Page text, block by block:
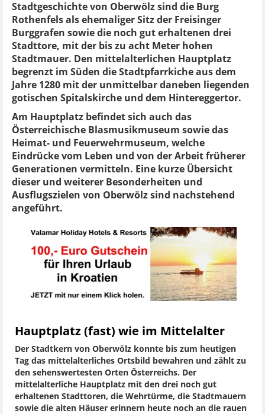
Stadtgeschichte von Oberwölz sind die Burg
Rothenfels als ehemaliger Sitz der Freisinger
Burggrafen sowie die noch gut erhaltenen drei
Stadttore, mit der bis zu acht Meter hohen
Stadtmauer. Den mittelalterlichen Hauptplatz
begrenzt im Süden die Stadtpfarrkiche aus dem
Jahre 1280 mit der unmittelbar daneben liegenden
gotischen Spitalskirche und dem Hintereggertor.
Am Hauptplatz befindet sich auch das
Österreichische Blasmusikmuseum sowie das
Heimat- und Feuerwehrmuseum, welche
Eindrücke vom Leben und von der Arbeit früherer
Generationen vermitteln. Eine kurze Übersicht
dieser und weiterer Besonderheiten und
Ausflugszielen von Oberwölz sind nachstehend
angeführt.
Hauptplatz (fast) wie im Mittelalter
Der Stadtkern von Oberwölz konnte bis zum heutigen
Tag das mittelalterliches Ortsbild bewahren und zählt zu
den sehenswertesten Orten Österreichs. Der
mittelalterliche Hauptplatz mit den drei noch gut
erhaltenen Stadttoren, die Wehrtürme, die Stadtmauern
sowie die alten Häuser erinnern heute noch an die rauen